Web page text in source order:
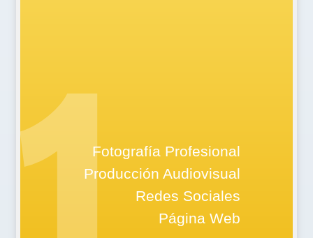
Fotografía Profesional
Producción Audiovisual
Redes Sociales
Página Web